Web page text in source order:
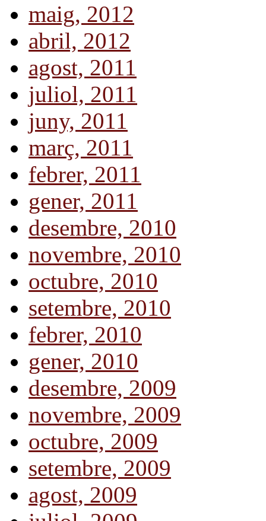
maig, 2012
abril, 2012
agost, 2011
juliol, 2011
juny, 2011
març, 2011
febrer, 2011
gener, 2011
desembre, 2010
novembre, 2010
octubre, 2010
setembre, 2010
febrer, 2010
gener, 2010
desembre, 2009
novembre, 2009
octubre, 2009
setembre, 2009
agost, 2009